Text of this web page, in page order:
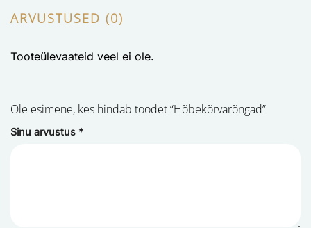
ARVUSTUSED (0)
Tooteülevaateid veel ei ole.
Ole esimene, kes hindab toodet “Hõbekõrvarõngad”
Sinu arvustus *